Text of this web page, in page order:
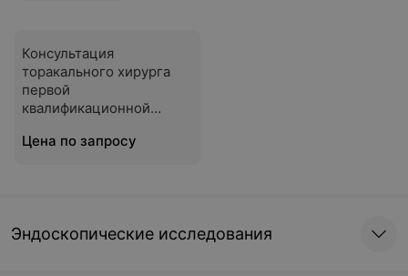
Консультация
торакального хирурга
первой
квалификационной
Цена по запросу
Эндоскопические исследования